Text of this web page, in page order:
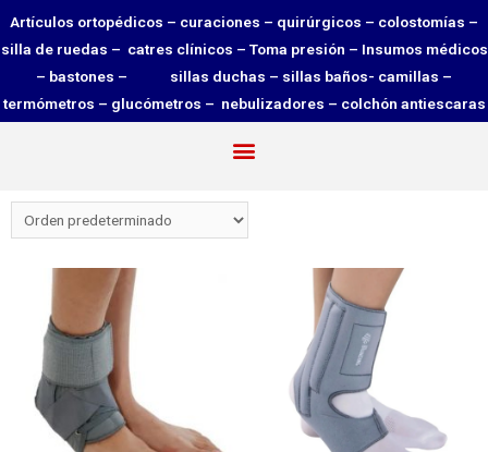
Artículos ortopédicos – curaciones – quirúrgicos – colostomías –
silla de ruedas – catres clínicos – Toma presión – Insumos médicos
– bastones – sillas duchas – sillas baños- camillas –
termómetros – glucómetros – nebulizadores – colchón antiescaras